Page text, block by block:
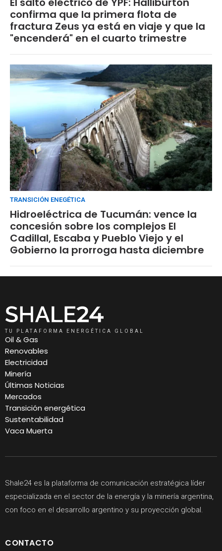
confirma que la primera flota de
fractura Zeus ya está en viaje y que la
"encenderá" en el cuarto trimestre
TRANSICIÓN ENEGÉTICA
Hidroeléctrica de Tucumán: vence la
concesión sobre los complejos El
Cadillal, Escaba y Pueblo Viejo y el
Gobierno la prorroga hasta diciembre
TU PLATAFORMA ENERGÉTICA GLOBAL
Oil & Gas
Renovables
Electricidad
Minería
Últimas Noticias
Mercados
Transición energética
Sustentabilidad
Vaca Muerta
Shale24 es la plataforma de comunicación estratégica líder
especializada en el sector de la energía y la minería argentina,
con foco en el desarrollo argentino y su proyección global.
CONTACTO